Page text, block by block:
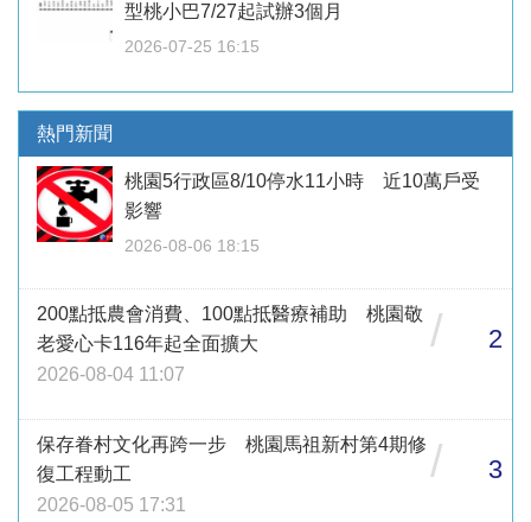
型桃小巴7/27起試辦3個月
2026-07-25 16:15
熱門新聞
桃園5行政區8/10停水11小時 近10萬戶受
影響
2026-08-06 18:15
200點抵農會消費、100點抵醫療補助 桃園敬
老愛心卡116年起全面擴大
2026-08-04 11:07
/ 2
保存眷村文化再跨一步 桃園馬祖新村第4期修
復工程動工
2026-08-05 17:31
/ 3